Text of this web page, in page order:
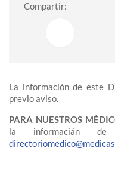
Compartir:
La información de este
previo aviso.
PARA NUESTROS
la informacián